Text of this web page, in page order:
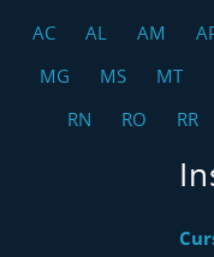
AC AL AM
MG
MS MT
RN
RO RR